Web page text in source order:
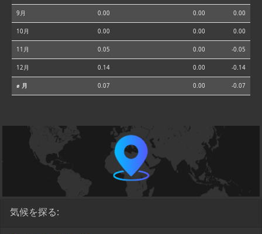
9月 0.00 0.00 0.00
10月 0.00 0.00 0.00
11月 0.05 0.00 -0.05
12月 0.14 0.00 -0.14
⌀ 月 0.07 0.00 -0.07
気候を探る: